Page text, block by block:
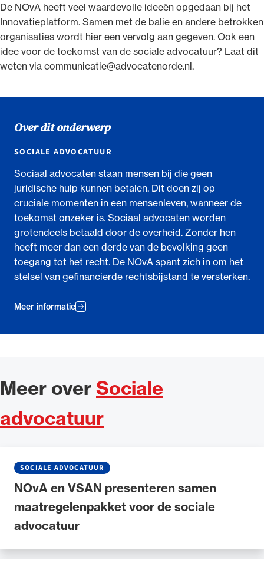
De NOvA heeft veel waardevolle ideeën opgedaan bij het
Innovatieplatform. Samen met de balie en andere betrokken
organisaties wordt hier een vervolg aan gegeven. Ook een
idee voor de toekomst van de sociale advocatuur? Laat dit
weten via communicatie@advocatenorde.nl.
Over dit onderwerp
SOCIALE ADVOCATUUR
Sociaal advocaten staan mensen bij die geen
juridische hulp kunnen betalen. Dit doen zij op
cruciale momenten in een mensenleven, wanneer de
toekomst onzeker is. Sociaal advocaten worden
grotendeels betaald door de overheid. Zonder hen
heeft meer dan een derde van de bevolking geen
toegang tot het recht. De NOvA spant zich in om het
stelsel van gefinancierde rechtsbijstand te versterken.
Meer informatie
Meer over Sociale
advocatuur
NOvA en VSAN presenteren samen
maatregelenpakket voor de sociale
advocatuur
SOCIALE ADVOCATUUR
NIEUWS • 23 JUNI 2026